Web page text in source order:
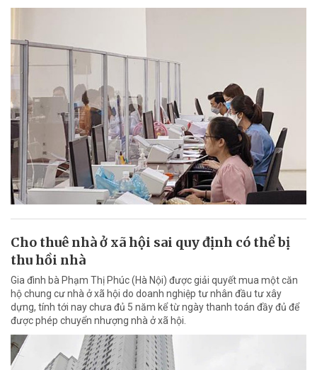
Cho thuê nhà ở xã hội sai quy định có thể bị
thu hồi nhà
Gia đình bà Phạm Thị Phúc (Hà Nội) được giải quyết mua một căn
hộ chung cư nhà ở xã hội do doanh nghiệp tư nhân đầu tư xây
dựng, tính tới nay chưa đủ 5 năm kể từ ngày thanh toán đầy đủ để
được phép chuyển nhượng nhà ở xã hội.